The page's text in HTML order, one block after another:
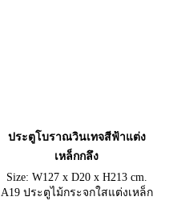
ประตูโบราณวินเทจสีฟ้าแต่ง
เหล็กกลึง
Size: W127 x D20 x H213 cm.
A19 ประตูไม้กระจกใสแต่งเหล็ก